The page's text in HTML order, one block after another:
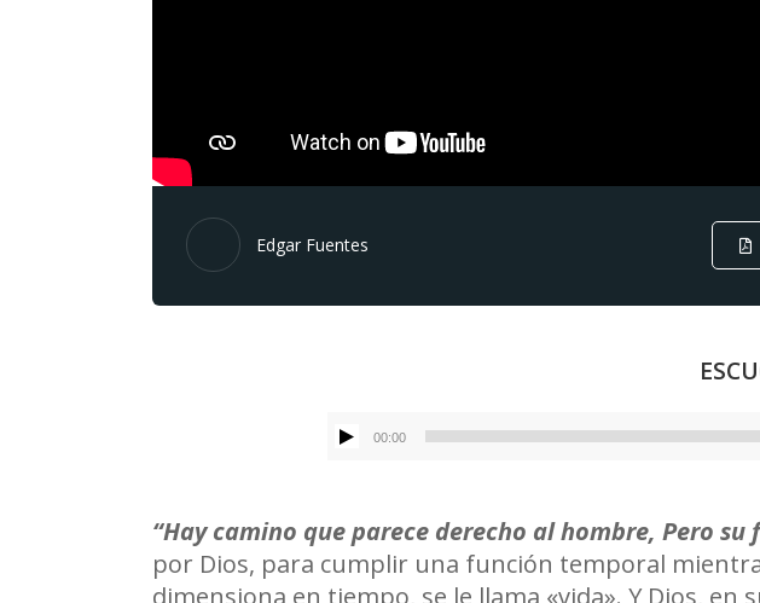
Edgar Fuentes
00:00
“Hay camino que parece derecho al hombre, Pero
por Dios, para cumplir una función temporal
dimensiona en tiempo, se le llama «vida». Y Dios,